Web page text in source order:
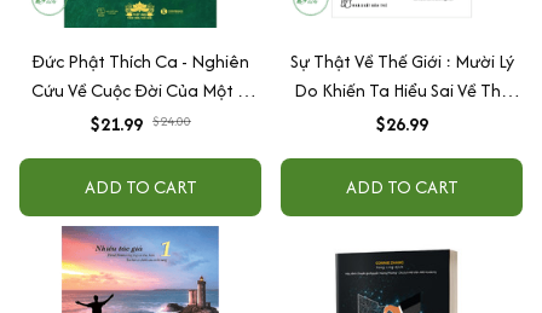
Đức Phật Thích Ca - Nghiên
Cứu Về Cuộc Đời Của Một Vĩ
Nhân Thế Giới
$21.99 $24.00
ADD TO CART
Sự Thật Về Thế Giới : Mười Lý
Do Khiến Ta Hiểu Sai Về Thế
Giới - Và Vì Sao Thế Gian Này
$26.99
ADD TO CART